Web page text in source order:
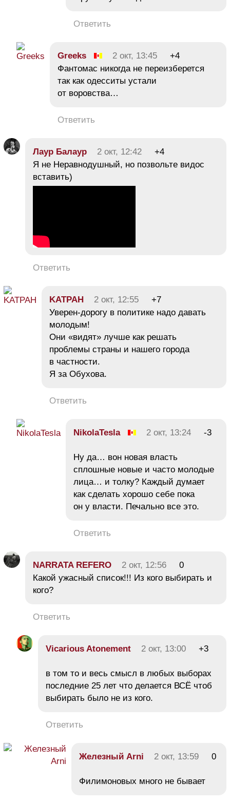
Ответить
Greeks 2 окт, 13:45
+4
Фантомас никогда не переизберется
так как одесситы устали
от воровства…
Ответить
Лаур Балаур 2 окт, 12:42
+4
Я не Неравнодушный, но позвольте видос
вставить)
Ответить
KATPAH 2 окт, 12:55
+7
Уверен-дорогу в политике надо давать
молодым!
Они «видят» лучше как решать
проблемы страны и нашего города
в частности.
Я за Обухова.
Ответить
NikolaTesla 2 окт, 13:24 -3
Ну да… вон новая власть
сплошные новые и часто молодые
лица… и толку? Каждый думает
как сделать хорошо себе пока
он у власти. Печально все это.
Ответить
NARRATA REFERO 2 окт, 12:56
0
Какой ужасный список!!! Из кого выбирать и
кого?
Ответить
Vicarious Atonement 2 окт, 13:00 +3
в том то и весь смысл в любых выборах
последние 25 лет что делается ВСЁ чтоб
выбирать было не из кого.
Ответить
Железный Arni 2 окт, 13:59 0
Филимоновых много не бывает